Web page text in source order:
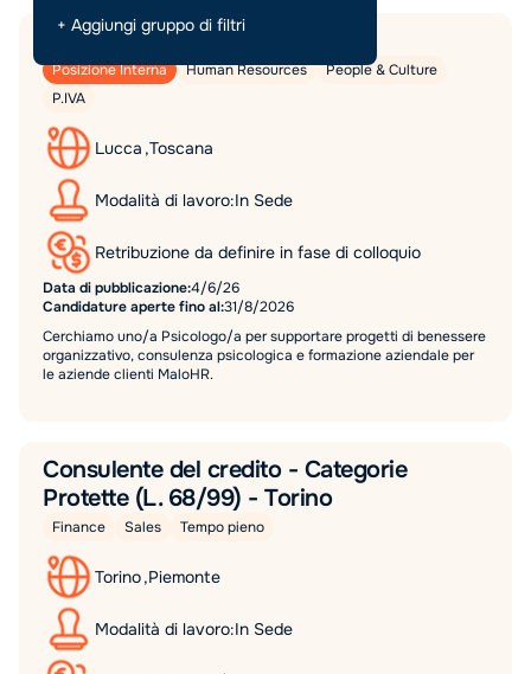
+ Aggiungi gruppo di filtri
Psicologo/a | Lucca
Posizione Interna Human Resources
People & Culture
P.IVA
Lucca ,Toscana
Modalità di lavoro:In Sede
Retribuzione da definire in fase di colloquio
Data di pubblicazione:4/6/26
Candidature aperte fino al:31/8/2026
Cerchiamo uno/a Psicologo/a per supportare progetti di benessere
organizzativo, consulenza psicologica e formazione aziendale per
le aziende clienti MaloHR.
Consulente del credito - Categorie
Protette (L. 68/99) - Torino
Finance Sales Tempo pieno
Torino,Piemonte
Modalità di lavoro:In Sede